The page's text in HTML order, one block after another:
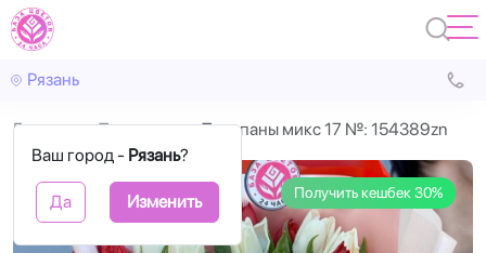
Рязань
Ваш город - Рязань?
Да Изменить
Главная Тюльпаны Тюльпаны микс 17 №: 154389zn
Получить кешбек 30%